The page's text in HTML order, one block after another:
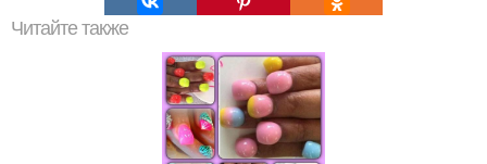
Читайте также